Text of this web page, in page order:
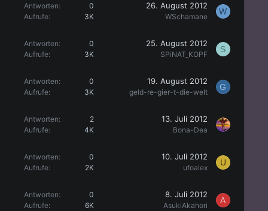
Antworten
0
Aufrufe
3K
26. August 2012
WSchamane
W
Antworten
0
Aufrufe
3K
25. August 2012
SPiNAT_KOPF
S
Antworten
0
Aufrufe
3K
19. August 2012
geld-re-gier-t-die-welt
G
Antworten
2
Aufrufe
4K
13. Juli 2012
Bona-Dea
Antworten
0
Aufrufe
2K
10. Juli 2012
ufoalex
U
Antworten
0
Aufrufe
6K
8. Juli 2012
AsukiAkahori
A